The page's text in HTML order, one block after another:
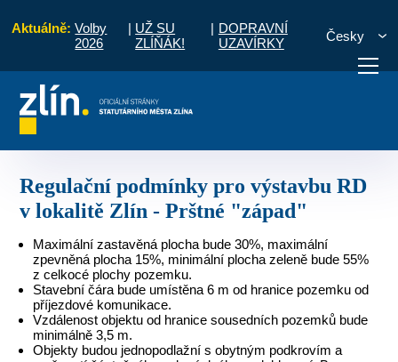
Aktuálně: Volby
2026
| UŽ SU
ZLÍŇÁK!
| DOPRAVNÍ
UZAVÍRKY
Česky
vyřídit Potřebuji zaplatit
Regulační podmínky pro výstavbu RD
v lokalitě Zlín - Prštné "západ"
Maximální zastavěná plocha bude 30%, maximální
zpevněná plocha 15%, minimální plocha zeleně bude 55%
z celkocé plochy pozemku.
Stavební čára bude umístěna 6 m od hranice pozemku od
příjezdové komunikace.
Vzdálenost objektu od hranice sousedních pozemků bude
minimálně 3,5 m.
Objekty budou jednopodlažní s obytným podkrovím a